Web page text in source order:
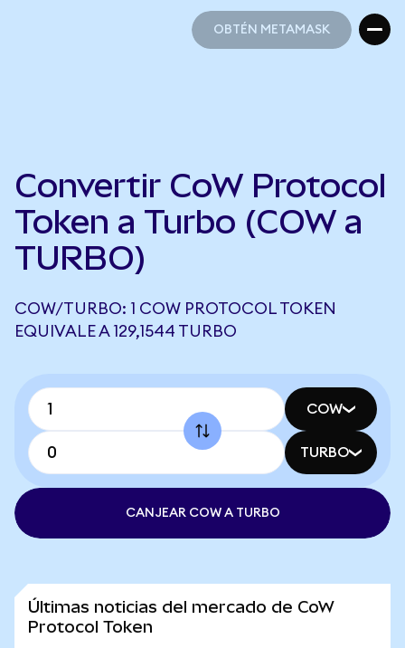
OBTÉN METAMASK
Convertir CoW Protocol
Token a Turbo (COW a
TURBO)
COW/TURBO: 1 COW PROTOCOL TOKEN
EQUIVALE A 129,1544 TURBO
COW
TURBO
CANJEAR COW A TURBO
Últimas noticias del mercado de CoW
Protocol Token